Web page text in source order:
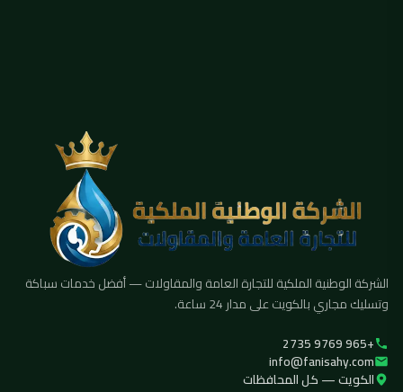
الشركة الوطنية الملكية للتجارة العامة والمقاولات — أفضل خدمات سباكة
وتسليك مجاري بالكويت على مدار 24 ساعة.
+965 9769 2735
info@fanisahy.com
الكويت — كل المحافظات